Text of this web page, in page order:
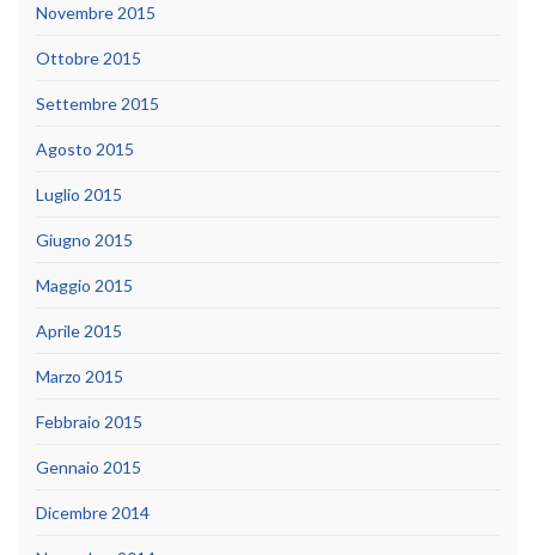
Novembre 2015
Ottobre 2015
Settembre 2015
Agosto 2015
Luglio 2015
Giugno 2015
Maggio 2015
Aprile 2015
Marzo 2015
Febbraio 2015
Gennaio 2015
Dicembre 2014